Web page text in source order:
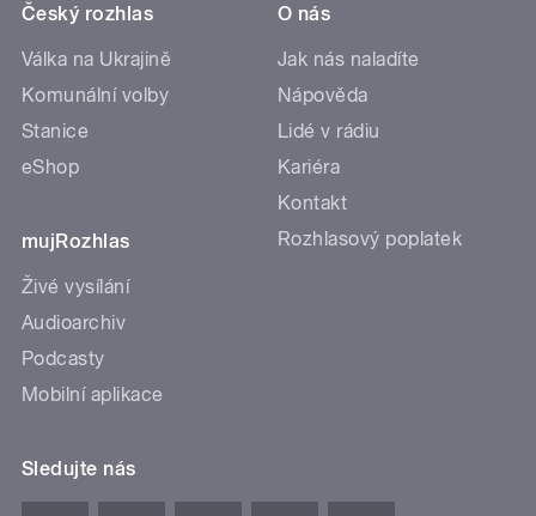
Český rozhlas
Válka na Ukrajině
Komunální volby
Stanice
eShop
mujRozhlas
Živé vysílání
Audioarchiv
Podcasty
Mobilní aplikace
O nás
Jak nás naladíte
Nápověda
Lidé v rádiu
Kariéra
Kontakt
Rozhlasový poplatek
Sledujte nás